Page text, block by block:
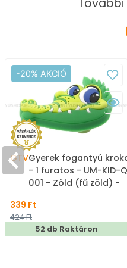
További
-20% AKCIÓ
GTVGyerek fogantyú
- 1 furatos - UM-KID-Q-
001 - Zöld (fű zöld) -
állatos gyerekbútor
fogantyú
339 Ft
424 Ft
52 db Raktáron